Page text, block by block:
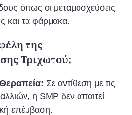
όπως οι μεταμοσχεύσεις
και τα φάρμακα.
της
Τριχωτού;
Σε αντίθεση με τις
η SMP δεν απαιτεί
επέμβαση.